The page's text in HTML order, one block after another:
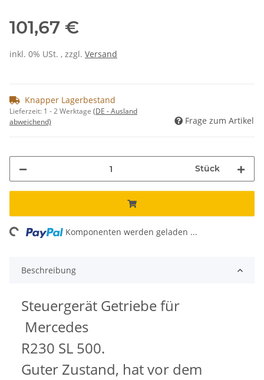
101,67 €
inkl. 0% USt. , zzgl. Versand
Knapper Lagerbestand
Lieferzeit: 1 - 2 Werktage (DE - Ausland
abweichend)
Frage zum Artikel
Stück
Komponenten werden geladen ...
Beschreibung
Steuergerät Getriebe für
Mercedes
R230 SL 500.
Guter Zustand, hat vor dem